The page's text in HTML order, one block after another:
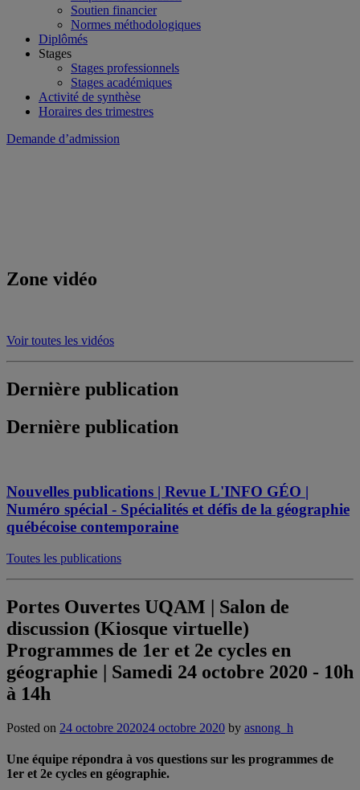
Soutien financier
Normes méthodologiques
Diplômés
Stages
Stages professionnels
Stages académiques
Activité de synthèse
Horaires des trimestres
Demande d’admission
Zone vidéo
Voir toutes les vidéos
Dernière publication
Dernière publication
Nouvelles publications | Revue L'INFO GÉO |
Numéro spécial - Spécialités et défis de la géographie
québécoise contemporaine
Toutes les publications
Portes Ouvertes UQAM | Salon de
discussion (Kiosque virtuelle)
Programmes de 1er et 2e cycles en
géographie | Samedi 24 octobre 2020 - 10h
à 14h
Posted on 24 octobre 202024 octobre 2020 by asnong_h
Une équipe répondra à vos questions sur les programmes de
1er et 2e cycles en géographie.